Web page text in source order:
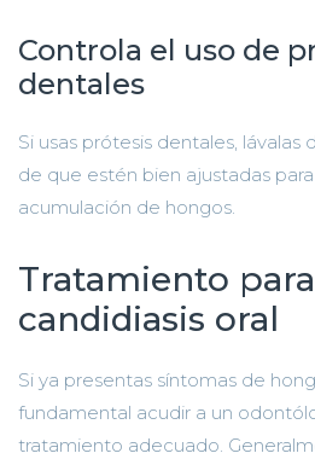
Controla el uso de
dentales
Si usas prótesis dentales,
de que estén bien ajustadas
acumulación de hongos.
Tratamiento
candidiasis oral
Si ya presentas síntomas de
fundamental acudir a un
tratamiento adecuado.